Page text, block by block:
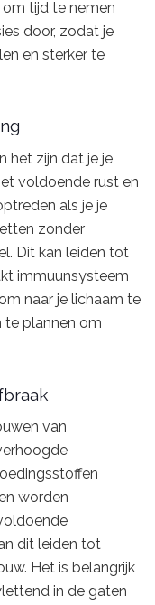
tijd te nemen
door, zodat je
en sterker te
het zijn dat je je
voldoende rust en
als je je
zonder
Dit kan leiden tot
immuunsysteem
naar je lichaam te
te plannen om
van
worden
dit leiden tot
Het is belangrijk
in de gaten